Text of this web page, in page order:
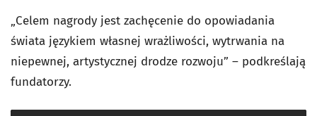
„Celem nagrody jest zachęcenie do opowiadania
świata językiem własnej wrażliwości, wytrwania na
niepewnej, artystycznej drodze rozwoju” – podkreślają
fundatorzy.